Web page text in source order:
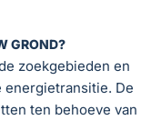
GROND?
zoekgebieden en
energietransitie. De
ten behoeve van